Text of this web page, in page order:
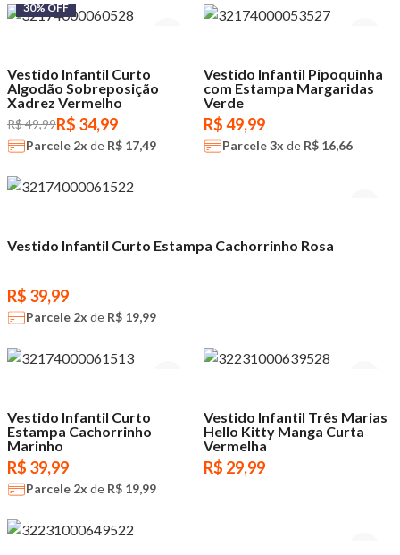
30% OFF
Vestido Infantil Curto
Algodão Sobreposição
Xadrez Vermelho
R$ 49,99R$ 34,99
Parcele 2x de R$ 17,49
Vestido Infantil Pipoquinha
com Estampa Margaridas
Verde
R$ 49,99
Parcele3x de R$ 16,66
Vestido Infantil Curto Estampa Cachorrinho Rosa
R$ 39,99
Parcele 2x de R$ 19,99
Vestido Infantil Curto
Estampa Cachorrinho
Marinho
R$ 39,99
Parcele 2x de R$ 19,99
Vestido Infantil Três Marias
Hello Kitty Manga Curta
Vermelha
R$ 29,99